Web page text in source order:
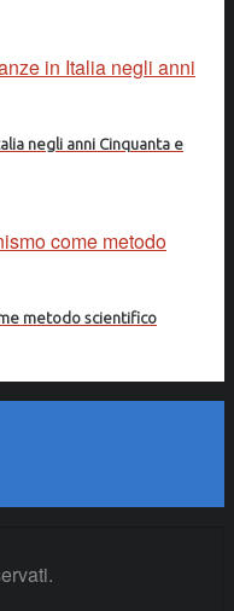
negli anni Cinquanta e
metodo scientifico